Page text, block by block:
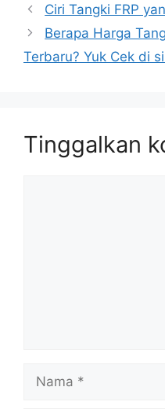
Ciri Tangki FRP
Berapa Harga
Terbaru? Yuk Cek di
Tinggalkan